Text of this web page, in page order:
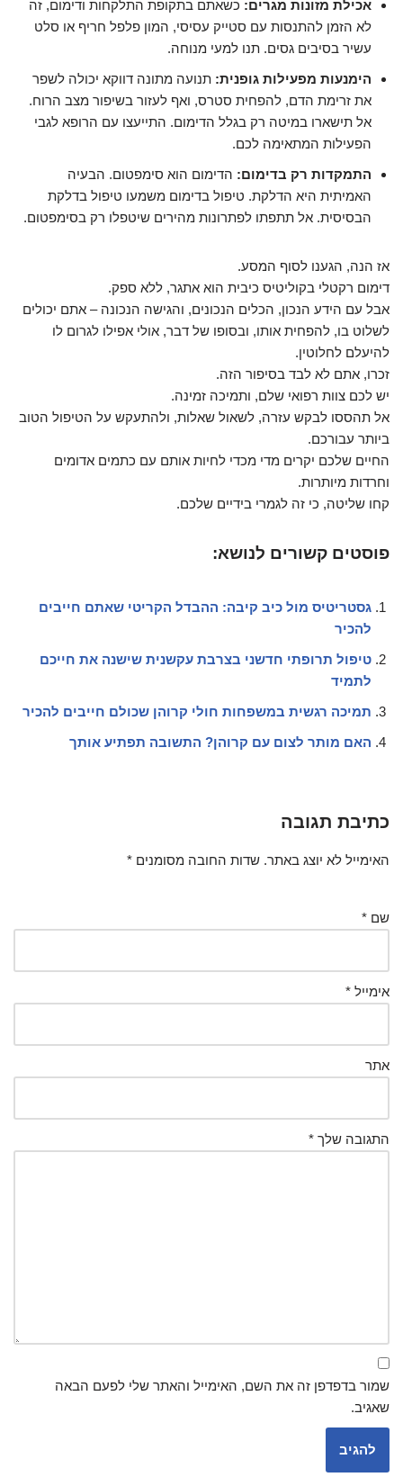
אכילת מזונות מגרים: כשאתם בתקופת התלקחות ודימום, זה
לא הזמן להתנסות עם סטייק עסיסי, המון פלפל חריף או סלט
עשיר בסיבים גסים. תנו למעי מנוחה.
הימנעות מפעילות גופנית: תנועה מתונה דווקא יכולה לשפר
את זרימת הדם, להפחית סטרס, ואף לעזור בשיפור מצב הרוח.
אל תישארו במיטה רק בגלל הדימום. התייעצו עם הרופא לגבי
הפעילות המתאימה לכם.
התמקדות רק בדימום: הדימום הוא סימפטום. הבעיה
האמיתית היא הדלקת. טיפול בדימום משמעו טיפול בדלקת
הבסיסית. אל תתפתו לפתרונות מהירים שיטפלו רק בסימפטום.
אז הנה, הגענו לסוף המסע.
דימום רקטלי בקוליטיס כיבית הוא אתגר, ללא ספק.
אבל עם הידע הנכון, הכלים הנכונים, והגישה הנכונה – אתם יכולים
לשלוט בו, להפחית אותו, ובסופו של דבר, אולי אפילו לגרום לו
להיעלם לחלוטין.
זכרו, אתם לא לבד בסיפור הזה.
יש לכם צוות רפואי שלם, ותמיכה זמינה.
אל תהססו לבקש עזרה, לשאול שאלות, ולהתעקש על הטיפול הטוב
ביותר עבורכם.
החיים שלכם יקרים מדי מכדי לחיות אותם עם כתמים אדומים
וחרדות מיותרות.
קחו שליטה, כי זה לגמרי בידיים שלכם.
פוסטים קשורים לנושא:
גסטריטיס מול כיב קיבה: ההבדל הקריטי שאתם חייבים
להכיר
טיפול תרופתי חדשני בצרבת עקשנית שישנה את חייכם
לתמיד
תמיכה רגשית במשפחות חולי קרוהן שכולם חייבים להכיר
האם מותר לצום עם קרוהן? התשובה תפתיע אותך
כתיבת תגובה
האימייל לא יוצג באתר. שדות החובה מסומנים *
שם *
אימייל *
אתר
התגובה שלך *
שמור בדפדפן זה את השם, האימייל והאתר שלי לפעם הבאה
שאגיב.